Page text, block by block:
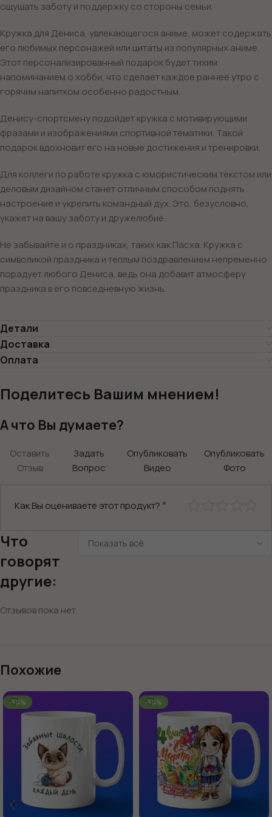
ощущать заботу и поддержку со стороны семьи.
Кружка для Дениса, увлекающегося аниме, может содержать
его любимых персонажей или цитаты из популярных аниме.
Этот персонализированный подарок будет тихим
напоминанием о хобби, что сделает каждое раннее утро с
горячим напитком особенно радостным.
Денису-спортсмену подойдет кружка с мотивирующими
фразами и изображениями спортивной тематики. Такой
подарок вдохновит его на новые достижения и тренировки.
Для коллеги по работе кружка с юмористическим текстом или
деловым дизайном станет отличным способом поднять
настроение и укрепить командный дух. Это, безусловно,
укажет на вашу заботу и дружелюбие.
Не забывайте и о праздниках, таких как Пасха. Кружка с
символикой праздника и теплым поздравлением непременно
порадует любого Дениса, ведь она добавит атмосферу
праздника в его повседневную жизнь.
Детали
Доставка
Оплата
Поделитесь Вашим мнением!
А что Вы думаете?
Оставить
Отзыв
Задать
Вопрос
Опубликовать
Видео
Опубликовать
Фото
Как Вы оцениваете этот продукт? *
Что
говорят
другие:
Отзывов пока нет.
Похожие
-60% -60%